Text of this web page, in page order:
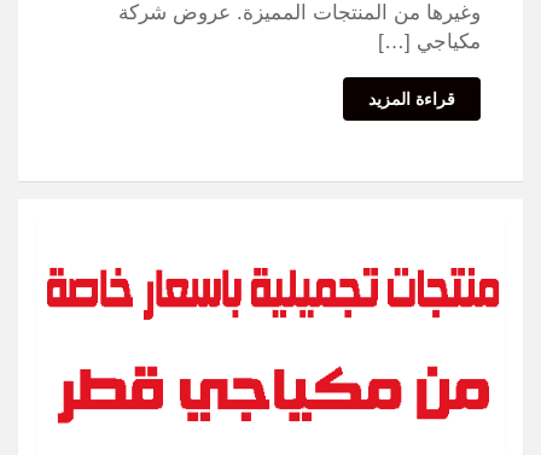
وغيرها من المنتجات المميزة. عروض شركة
مكياجي […]
قراءة المزيد